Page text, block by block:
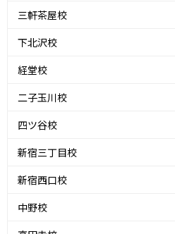
三軒茶屋校
下北沢校
経堂校
二子玉川校
四ツ谷校
新宿三丁目校
新宿西口校
中野校